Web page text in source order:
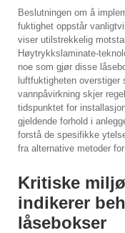
Beslutningen om å
fuktighet oppstår
viser utilstrekkelig
Høytrykkslaminate-
noe som gjør disse
luftfuktigheten
vannpåvirkning skjer
tidspunktet for
gjeldende forhold i
forstå de spesifikke
fra alternative metoder
Kritiske
indikerer
låsebokser